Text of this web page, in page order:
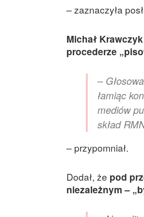
– zaznaczyła
Michał
procederze
–
łamiąc
mediów
skład
– przypomniał.
Dodał, że pod
niezależnym –